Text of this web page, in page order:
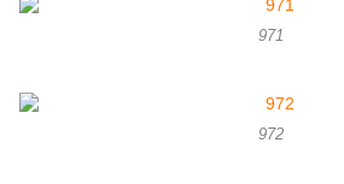
971
972